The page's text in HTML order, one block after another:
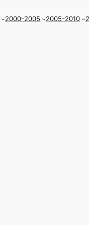
2000-2005 2005-2010